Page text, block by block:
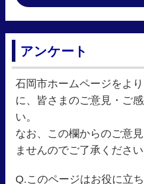
アンケート
石岡市ホームページをよ
に、皆さまのご意見・ご
い。
なお、この欄からのご意
ませんのでご了承ください
Q.このページはお役に立